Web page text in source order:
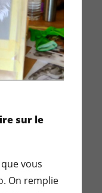
sur le
vous
On remplie